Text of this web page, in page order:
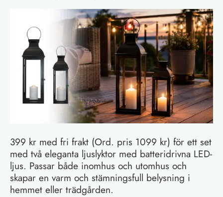
399 kr med fri frakt (Ord. pris 1099 kr) för ett set
med två eleganta ljuslyktor med batteridrivna LED-
ljus. Passar både inomhus och utomhus och
skapar en varm och stämningsfull belysning i
hemmet eller trädgården.